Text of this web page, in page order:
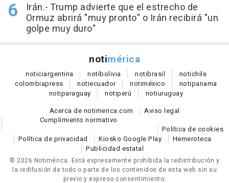
Irán.- Trump advierte que el estrecho de
Ormuz abrirá "muy pronto" o Irán recibirá "un
golpe muy duro"
notimérica
noticiargentina notibolivia notibrasil notichile
colombiapress notiecuador notiméxico notipanama
notiparaguay notiperú notiuruguay
Acerca de notimerica.com
Aviso legal
Cumplimiento normativo
Política de cookies
Política de privacidad
Kiosko Google Play
Hemeroteca
Publicidad estatal
© 2026 Notimérica. Está expresamente prohibida la redistribución y
la redifusión de todo o parte de los contenidos de esta web sin su
previo y expreso consentimiento.